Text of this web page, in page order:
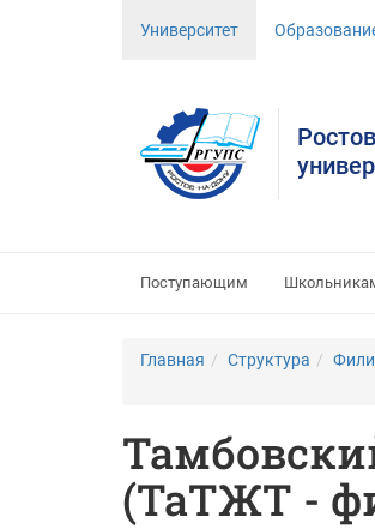
Университет
Поступающим
Главная Структура
(ТаТЖТ -